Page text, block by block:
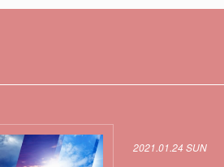
2021.01.24 SUN